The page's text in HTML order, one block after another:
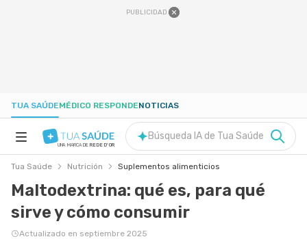
PUBLICIDAD
TUA SAÚDEMÉDICO RESPONDENOTICIAS
NUTRICIÓN
UNA MARCA DE REDE D'OR
Búsqueda IA de Tua Saúde
Tua Saúde Nutrición Suplementos alimenticios
Maltodextrina: qué es, para qué
sirve y cómo consumir
Actualizado en septiembre 2025